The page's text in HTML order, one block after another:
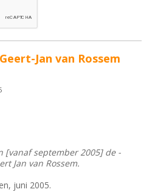
Jan van Rossem
[vanaf september 2005] de -
Jan van Rossem.
juni 2005.